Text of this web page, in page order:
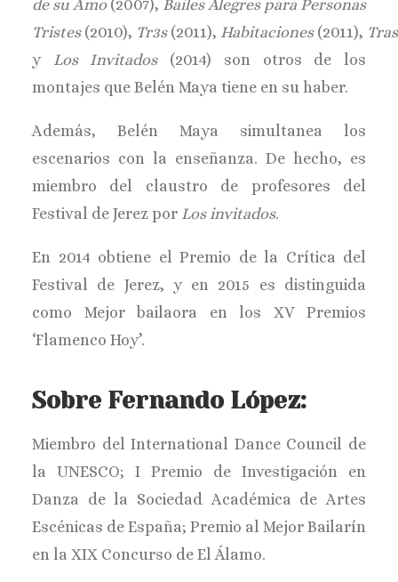
de su Amo(2007), Bailes Alegres para Personas
Tristes(2010), Tr3s(2011), Habitaciones(2011),
y Los Invitados (2014) son otros de los
montajes que Belén Maya tiene en su haber.
Además, Belén Maya simultanea los
escenarios con la enseñanza. De hecho, es
miembro del claustro de profesores del
Festival de Jerez por Los invitados.
En 2014 obtiene el Premio de la Crítica del
Festival de Jerez, y en 2015 es distinguida
como Mejor bailaora en los XV Premios
‘Flamenco Hoy’.
Sobre Fernando López:
Miembro del International Dance Council de
la UNESCO; I Premio de Investigación en
Danza de la Sociedad Académica de Artes
Escénicas de España; Premio al Mejor Bailarín
en la XIX Concurso de El Álamo.